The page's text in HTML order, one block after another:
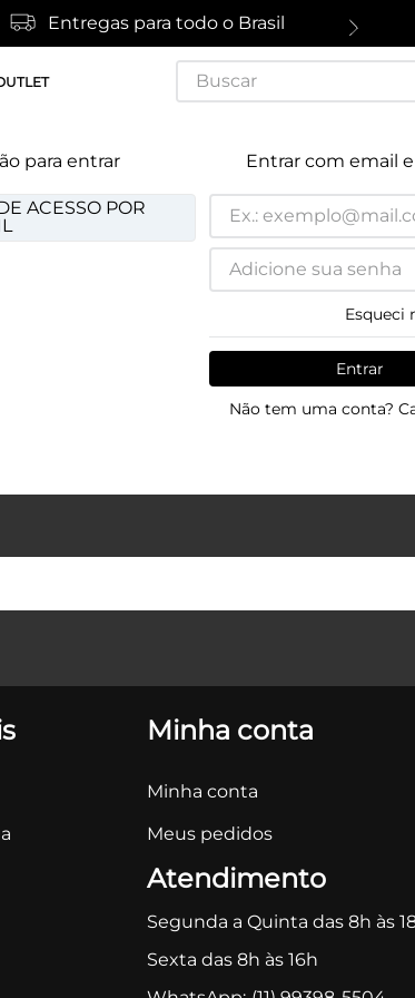
Entregas para todo o Brasil
Buscar
para entrar
ACESSO POR
Entrar com email
Esqueci
Entrar
Não tem uma conta?
Minha conta
Minha conta
Meus pedidos
Atendimento
Segunda a Quinta das 8h às
Sexta das 8h às 16h